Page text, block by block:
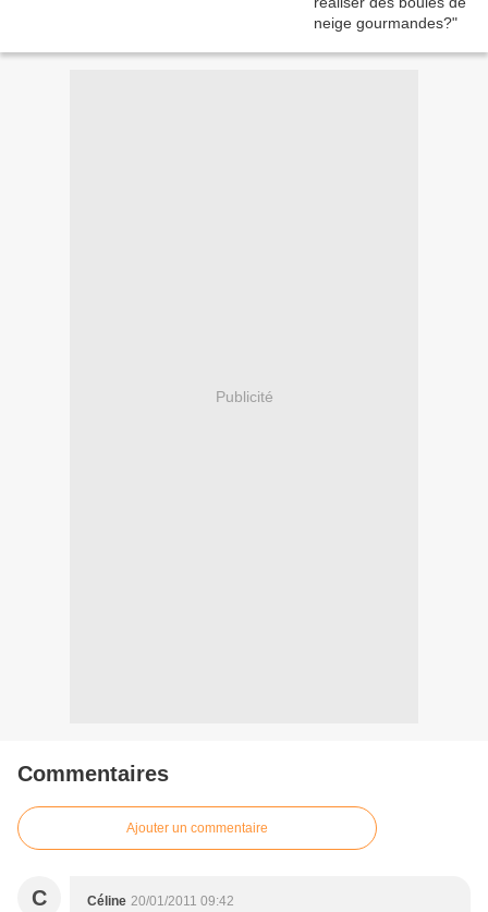
Publicité
Commentaires
Ajouter un commentaire
C Céline 20/01/2011 09:42